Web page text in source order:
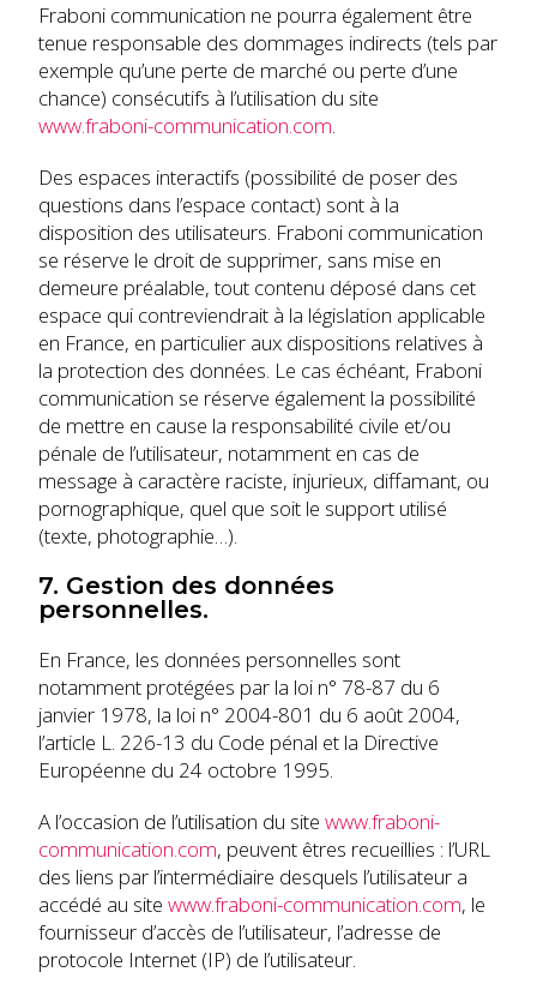
Fraboni communication ne pourra également être
tenue responsable des dommages indirects (tels par
exemple qu’une perte de marché ou perte d’une
chance) consécutifs à l’utilisation du site
www.fraboni-communication.com.
Des espaces interactifs (possibilité de poser des
questions dans l’espace contact) sont à la
disposition des utilisateurs. Fraboni communication
se réserve le droit de supprimer, sans mise en
demeure préalable, tout contenu déposé dans cet
espace qui contreviendrait à la législation applicable
en France, en particulier aux dispositions relatives à
la protection des données. Le cas échéant, Fraboni
communication se réserve également la possibilité
de mettre en cause la responsabilité civile et/ou
pénale de l’utilisateur, notamment en cas de
message à caractère raciste, injurieux, diffamant, ou
pornographique, quel que soit le support utilisé
(texte, photographie…).
7. Gestion des données
personnelles.
En France, les données personnelles sont
notamment protégées par la loi n° 78-87 du 6
janvier 1978, la loi n° 2004-801 du 6 août 2004,
l’article L. 226-13 du Code pénal et la Directive
Européenne du 24 octobre 1995.
A l’occasion de l’utilisation du sitewww.fraboni-
communication.com, peuvent êtres recueillies : l’URL
des liens par l’intermédiaire desquels l’utilisateur a
accédé au sitewww.fraboni-communication.com, le
fournisseur d’accès de l’utilisateur, l’adresse de
protocole Internet (IP) de l’utilisateur.